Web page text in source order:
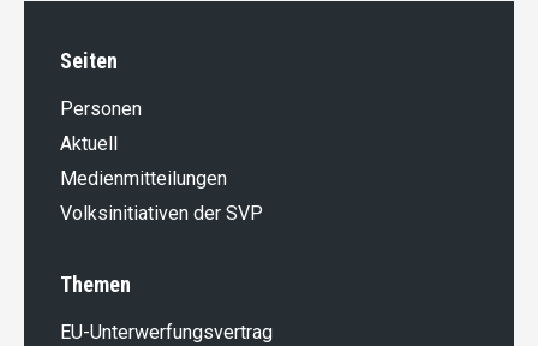
Seiten
Personen
Aktuell
Medienmitteilungen
Volksinitiativen der SVP
Themen
EU-Unterwerfungsvertrag